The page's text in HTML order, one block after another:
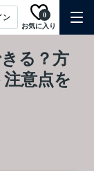
ン
お気に入り
0
る？方
意点を